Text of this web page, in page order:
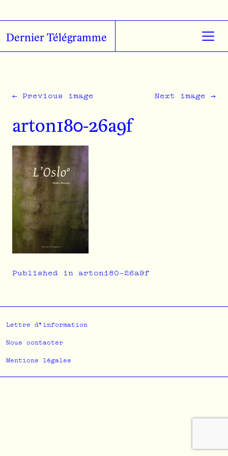
Skip to main content
Dernier Télégramme
← Previous image Next image →
arton180-26a9f
Navigation
l’article
Published in arton180-26a9f
Lettre d'information
Nous contacter
Mentions légales